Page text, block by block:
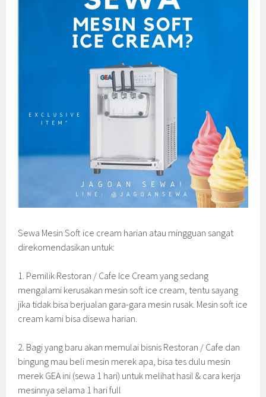
Sewa Mesin Soft ice cream harian atau mingguan sangat
direkomendasikan untuk:
1. Pemilik Restoran / Cafe Ice Cream yang sedang
mengalami kerusakan mesin soft ice cream, tentu sayang
jika tidak bisa berjualan gara-gara mesin rusak. Mesin soft ice
cream kami bisa disewa harian.
2. Bagi yang baru akan memulai bisnis Restoran / Cafe dan
bingung mau beli mesin merek apa, bisa tes dulu mesin
merek GEA ini (sewa 1 hari) untuk melihat hasil & cara kerja
mesinnya selama 1 hari full